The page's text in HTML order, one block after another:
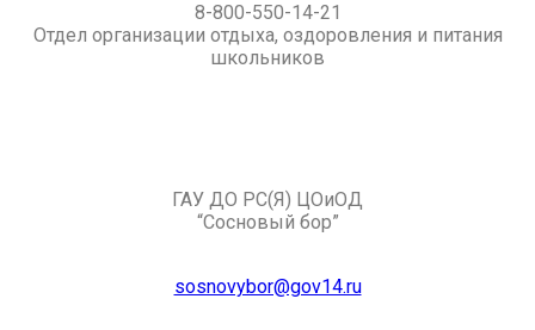
8-800-550-14-21
Отдел организации отдыха, оздоровления и питания
школьников
ГАУ ДО РС(Я) ЦОиОД
“Сосновый бор”
sosnovybor@gov14.ru